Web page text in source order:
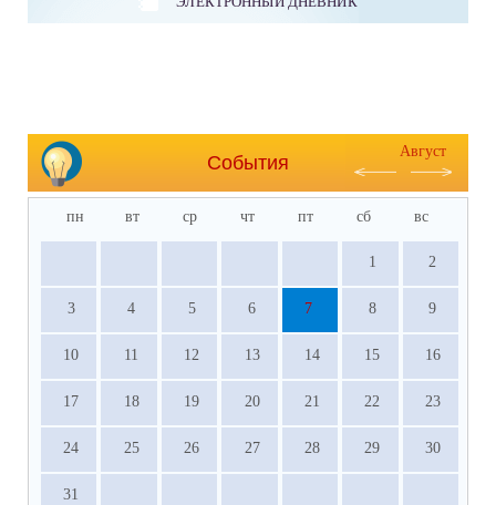
События
Август
пн вт ср чт пт сб вс
1 2
3 4 5 6 7 8 9
10 11 12 13 14 15 16
17 18 19 20 21 22 23
24 25 26 27 28 29 30
31